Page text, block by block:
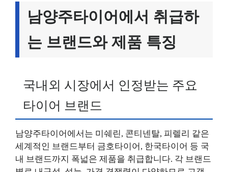
남양주타이어에서 취급하
는 브랜드와 제품 특징
국내외 시장에서 인정받는 주요
타이어 브랜드
남양주타이어에서는 미쉐린, 콘티넨탈, 피렐리 같은
세계적인 브랜드부터 금호타이어, 한국타이어 등 국
내 브랜드까지 폭넓은 제품을 취급합니다. 각 브랜드